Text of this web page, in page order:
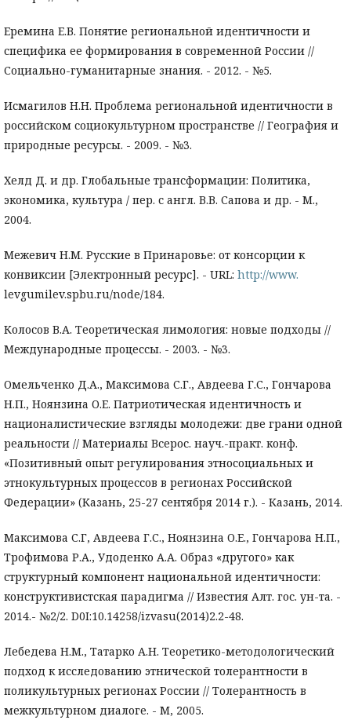
Еремина Е.В. Понятие региональной идентичности и
специфика ее формирования в современной России //
Социально-гуманитарные знания. - 2012. - №5.
Исмагилов Н.Н. Проблема региональной идентичности в
российском социокультурном пространстве // География и
природные ресурсы. - 2009. - №3.
Хелд Д. и др. Глобальные трансформации: Политика,
экономика, культура / пер. с англ. В.В. Сапова и др. - М.,
2004.
Межевич Н.М. Русские в Принаровье: от консорции к
конвиксии [Электронный ресурс]. - URL: http://www.
levgumilev.spbu.ru/node/184.
Колосов В.А. Теоретическая лимология: новые подходы //
Международные процессы. - 2003. - №3.
Омельченко Д.А., Максимова С.Г., Авдеева Г.С., Гончарова
Н.П., Ноянзина О.Е. Патриотическая идентичность и
националистические взгляды молодежи: две грани одной
реальности // Материалы Всерос. науч.-практ. конф.
«Позитивный опыт регулирования этносоциальных и
этнокультурных процессов в регионах Российской
Федерации» (Казань, 25-27 сентября 2014 г.). - Казань, 2014.
Максимова С.Г, Авдеева Г.С., Ноянзина О.Е., Гончарова Н.П.,
Трофимова Р.А., Удоденко А.А. Образ «другого» как
структурный компонент национальной идентичности:
конструктивистская парадигма // Известия Алт. гос. ун-та. -
2014.- №2/2. D0I:10.14258/izvasu(2014)2.2-48.
Лебедева Н.М., Татарко А.Н. Теоретико-методологический
подход к исследованию этнической толерантности в
поликультурных регионах России // Толерантность в
межкультурном диалоге. - М, 2005.